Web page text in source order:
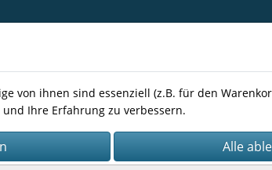
von ihnen sind essenziell (z.B. für den
Ihre Erfahrung zu verbessern.